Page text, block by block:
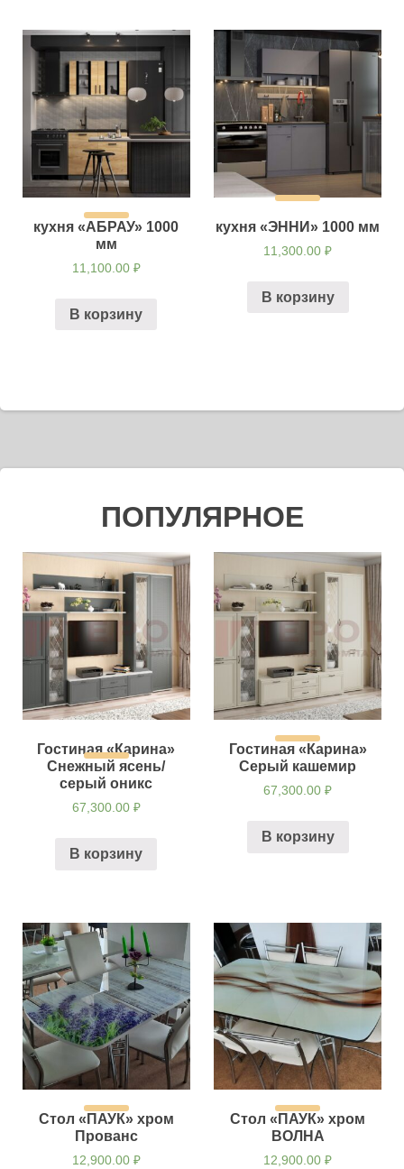
кухня «АБРАУ» 1000
мм
11,100.00 ₽
В корзину
кухня «ЭННИ» 1000 мм
11,300.00₽
В корзину
ПОПУЛЯРНОЕ
Гостиная «Карина»
Снежный ясень/
серый оникс
67,300.00 ₽
В корзину
Гостиная «Карина»
Серый кашемир
67,300.00₽
В корзину
Стол «ПАУК» хром
Прованс
12,900.00 ₽
Стол «ПАУК» хром
ВОЛНА
12,900.00₽